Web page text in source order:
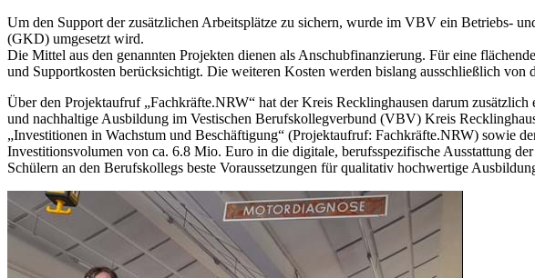
Um den Support der zusätzlichen Arbeitsplätze zu sichern, wurde im VBV ein Betriebs-
(GKD) umgesetzt wird.
Die Mittel aus den genannten Projekten dienen als Anschubfinanzierung. Für eine
und Supportkosten berücksichtigt. Die weiteren Kosten werden bislang ausschließlich von
Über den Projektaufruf „Fachkräfte.NRW“ hat der Kreis Recklinghausen darum
und nachhaltige Ausbildung im Vestischen Berufskollegverbund (VBV) Kreis
„Investitionen in Wachstum und Beschäftigung“ (Projektaufruf: Fachkräfte.NRW) sowie
Investitionsvolumen von ca. 6.8 Mio. Euro in die digitale, berufsspezifische Ausstattung
Schülern an den Berufskollegs beste Voraussetzungen für qualitativ hochwertige